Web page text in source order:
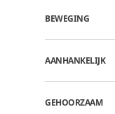
BEWEGING
AANHANKELIJK
GEHOORZAAM